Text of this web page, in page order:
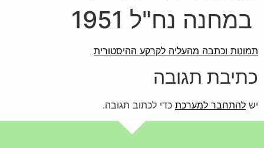
במחנה נח"ל 1951
תמונות וכתבה מהעליה לקרקע ההיסטורית
כתיבת תגובה
יש להתחבר למערכת כדי לכתוב תגובה.